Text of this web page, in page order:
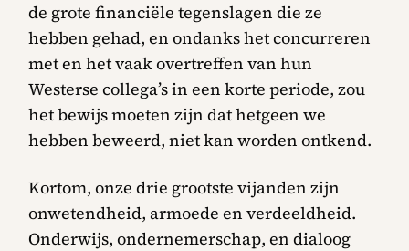
de grote financiële tegenslagen die ze
hebben gehad, en ondanks het concurreren
met en het vaak overtreffen van hun
Westerse collega’s in een korte periode, zou
het bewijs moeten zijn dat hetgeen we
hebben beweerd, niet kan worden ontkend.
Kortom, onze drie grootste vijanden zijn
onwetendheid, armoede en verdeeldheid.
Onderwijs, ondernemerschap, en dialoog